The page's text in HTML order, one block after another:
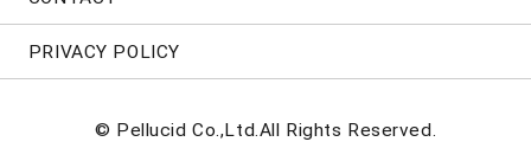
PRIVACY POLICY
© Pellucid Co.,Ltd.All Rights Reserved.